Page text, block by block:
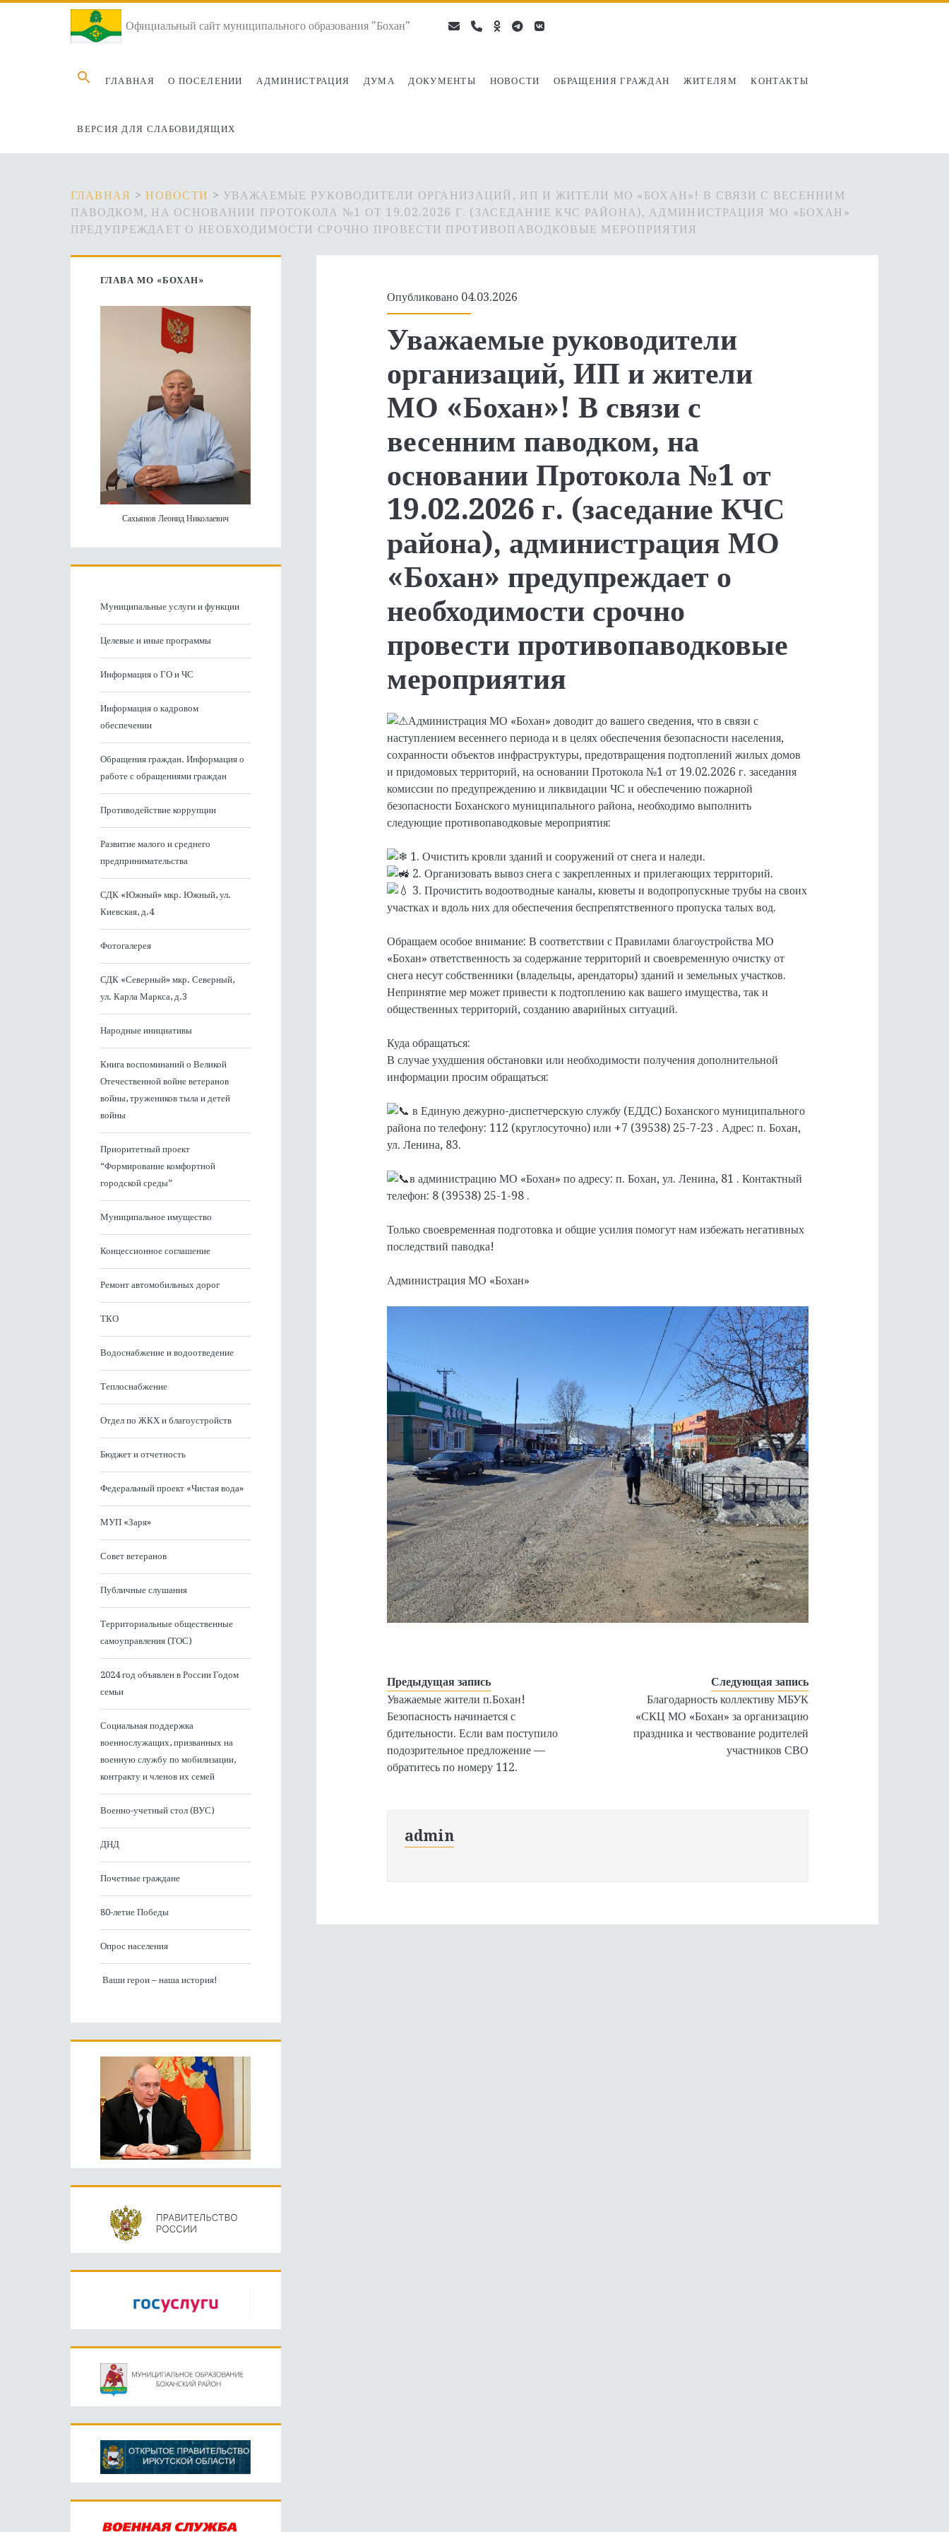
Официальный сайт муниципального образования "Бохан"
Search
for:
ГЛАВНАЯ О ПОСЕЛЕНИИ АДМИНИСТРАЦИЯ ДУМА ДОКУМЕНТЫ НОВОСТИ ОБРАЩЕНИЯ ГРАЖДАН ЖИТЕЛЯМ КОНТАКТЫ
ВЕРСИЯ ДЛЯ СЛАБОВИДЯЩИХ
emailphone
ok- telegram
vk
ГЛАВНАЯ >НОВОСТИ > УВАЖАЕМЫЕ РУКОВОДИТЕЛИ ОРГАНИЗАЦИЙ, ИП И ЖИТЕЛИ МО «БОХАН»! В СВЯЗИ С ВЕСЕННИМ
ПАВОДКОМ, НА ОСНОВАНИИ ПРОТОКОЛА №1 ОТ 19.02.2026 Г. (ЗАСЕДАНИЕ КЧС РАЙОНА), АДМИНИСТРАЦИЯ МО «БОХАН»
ПРЕДУПРЕЖДАЕТ О НЕОБХОДИМОСТИ СРОЧНО ПРОВЕСТИ ПРОТИВОПАВОДКОВЫЕ МЕРОПРИЯТИЯ
Опубликовано 04.03.2026
Уважаемые руководители
организаций, ИП и жители
МО «Бохан»! В связи с
весенним паводком, на
основании Протокола №1 от
19.02.2026 г. (заседание КЧС
района), администрация МО
«Бохан» предупреждает о
необходимости срочно
провести противопаводковые
мероприятия
Администрация МО «Бохан» доводит до вашего сведения, что в связи с
наступлением весеннего периода и в целях обеспечения безопасности населения,
сохранности объектов инфраструктуры, предотвращения подтоплений жилых домов
и придомовых территорий, на основании Протокола №1 от 19.02.2026 г. заседания
комиссии по предупреждению и ликвидации ЧС и обеспечению пожарной
безопасности Боханского муниципального района, необходимо выполнить
следующие противопаводковые мероприятия:
1. Очистить кровли зданий и сооружений от снега и наледи.
2. Организовать вывоз снега с закрепленных и прилегающих территорий.
3. Прочистить водоотводные каналы, кюветы и водопропускные трубы на своих
участках и вдоль них для обеспечения беспрепятственного пропуска талых вод.
Обращаем особое внимание: В соответствии с Правилами благоустройства МО
«Бохан» ответственность за содержание территорий и своевременную очистку от
снега несут собственники (владельцы, арендаторы) зданий и земельных участков.
Непринятие мер может привести к подтоплению как вашего имущества, так и
общественных территорий, созданию аварийных ситуаций.
Куда обращаться:
В случае ухудшения обстановки или необходимости получения дополнительной
информации просим обращаться:
в Единую дежурно-диспетчерскую службу (ЕДДС) Боханского муниципального
района по телефону: 112 (круглосуточно) или +7 (39538) 25-7-23 . Адрес: п. Бохан,
ул. Ленина, 83.
в администрацию МО «Бохан» по адресу: п. Бохан, ул. Ленина, 81 . Контактный
телефон: 8 (39538) 25-1-98 .
Только своевременная подготовка и общие усилия помогут нам избежать негативных
последствий паводка!
Администрация МО «Бохан»
Предыдущая запись
Уважаемые жители п.Бохан!
Безопасность начинается с
бдительности. Если вам поступило
подозрительное предложение —
обратитесь по номеру 112.
Следующая запись
Благодарность коллективу МБУК
«СКЦ МО «Бохан» за организацию
праздника и чествование родителей
участников СВО
admin
Основная
боковая
ГЛАВА МО «БОХАН»
Сахьянов Леонид Николаевич
Муниципальные услуги и функции
Целевые и иные программы
Информация о ГО и ЧС
Информация о кадровом
обеспечении
Обращения граждан. Информация о
работе с обращениями граждан
Противодействие коррупции
Развитие малого и среднего
предпринимательства
СДК «Южный» мкр. Южный, ул.
Киевская, д.4
Фотогалерея
СДК «Северный» мкр. Северный,
ул. Карла Маркса, д.3
Народные инициативы
Книга воспоминаний о Великой
Отечественной войне ветеранов
войны, тружеников тыла и детей
войны
Приоритетный проект
“Формирование комфортной
городской среды”
Муниципальное имущество
Концессионное соглашение
Ремонт автомобильных дорог
ТКО
Водоснабжение и водоотведение
Теплоснабжение
Отдел по ЖКХ и благоустройств
Бюджет и отчетность
Федеральный проект «Чистая вода»
МУП «Заря»
Совет ветеранов
Публичные слушания
Территориальные общественные
самоуправления (ТОС)
2024 год объявлен в России Годом
семьи
Социальная поддержка
военнослужащих, призванных на
военную службу по мобилизации,
контракту и членов их семей
Военно-учетный стол (ВУС)
ДНД
Почетные граждане
80-летие Победы
Опрос населения
Ваши герои – наша история!